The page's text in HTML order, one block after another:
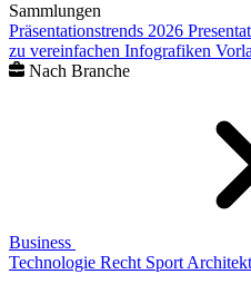
Sammlungen
Präsentationstrends 2026
zu vereinfachen Infografiken
Nach Branche
Business
Technologie Recht Sport